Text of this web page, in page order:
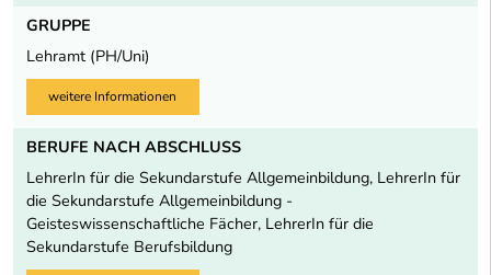
GRUPPE
Lehramt (PH/Uni)
weitere Informationen
BERUFE NACH ABSCHLUSS
LehrerIn für die Sekundarstufe Allgemeinbildung, LehrerIn für
die Sekundarstufe Allgemeinbildung -
Geisteswissenschaftliche Fächer, LehrerIn für die
Sekundarstufe Berufsbildung